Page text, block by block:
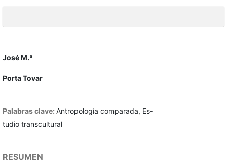
José M.ª
Porta Tovar
Palabras clave: Antropología comparada, Es­
tudio transcultural
RESUMEN